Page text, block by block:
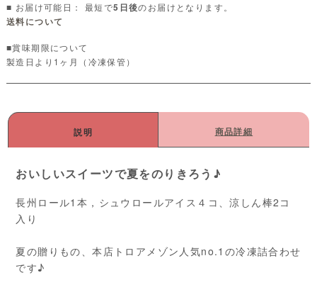
■ お届け可能日： 最短で5日後のお届けとなります。
送料について
■賞味期限について
製造日より1ヶ月（冷凍保管）
説明 商品詳細
おいしいスイーツで夏をのりきろう♪
長州ロール1本，シュウロールアイス４コ、涼しん棒2コ
入り
夏の贈りもの、本店トロアメゾン人気no.1の冷凍詰合わせ
です♪